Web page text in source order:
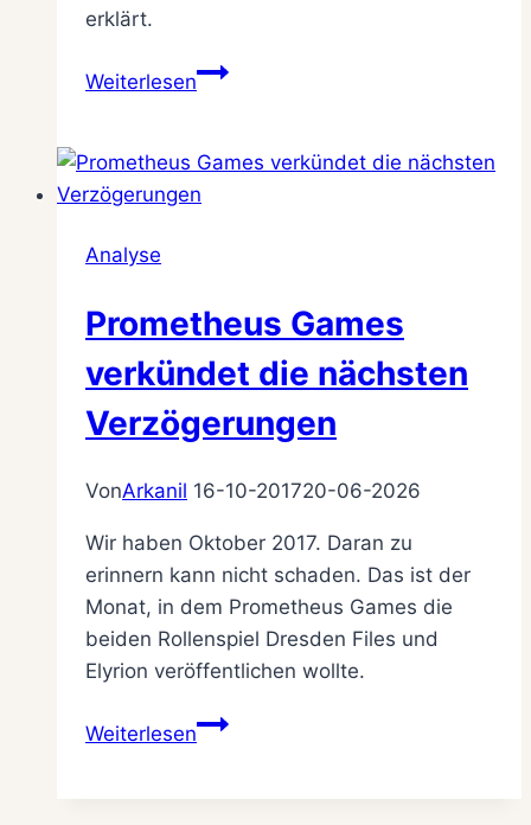
erklärt.
WeiterlesenBest
Analyse
Prometheus Games
verkündet die nächsten
Verzögerungen
VonArkanil 16-10-201720-06-2026
Wir haben Oktober 2017. Daran zu
erinnern kann nicht schaden. Das ist der
Monat, in dem Prometheus Games die
beiden Rollenspiel Dresden Files und
Elyrion veröffentlichen wollte.
WeiterlesenPrometheus